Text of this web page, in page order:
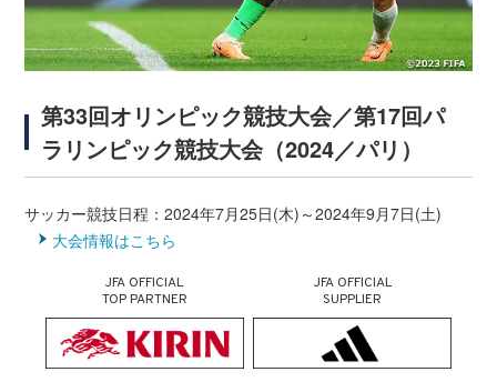
第33回オリンピック競技大会／第17回パ
ラリンピック競技大会（2024／パリ）
サッカー競技日程：2024年7月25日(木)～2024年9月7日(土)
大会情報はこちら
JFA OFFICIAL
TOP PARTNER
JFA OFFICIAL
SUPPLIER